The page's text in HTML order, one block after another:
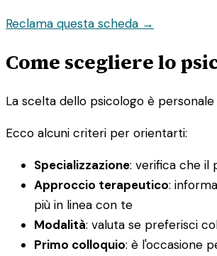
Reclama questa scheda →
Come scegliere lo
La scelta dello psicologo è
Ecco alcuni criteri per orientarti:
Specializzazione: verifica che il
Approccio terapeutico:
più in linea con te
Modalità: valuta se preferisci
Primo colloquio: è l'occasione